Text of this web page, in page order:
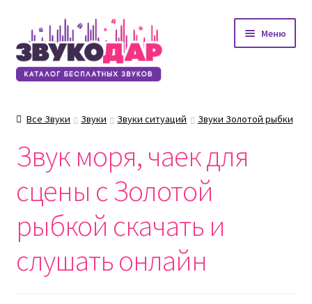
Перейти
к
навигации
Перейти
к
содержимому
Меню
Все Звуки Звуки Звуки ситуаций Звуки Золотой рыбки
Звук моря, чаек для
сцены с Золотой
рыбкой скачать и
слушать онлайн